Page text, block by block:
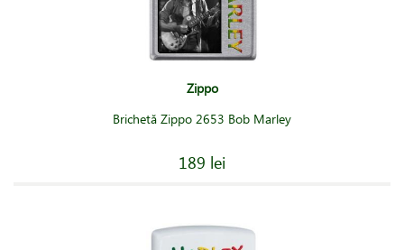
Zippo
Brichetă Zippo 2653 Bob Marley
189 lei